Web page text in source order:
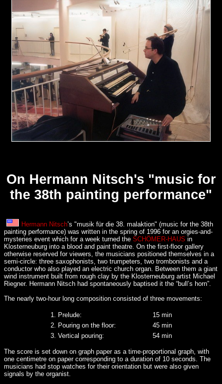
On Hermann Nitsch's "music for
the 38th painting performance"
Hermann Nitsch’s "musik für die 38. malaktion" (music for the 38th
painting performance) was written in the spring of 1996 for an orgies-and-
mysteries event which for a week turned the SCHÖMER-HAUS in
Klosterneuburg into a blood and paint theatre. On the first-floor gallery
otherwise reserved for viewers, the musicians positioned themselves in a
semi-circle: three saxophonists, two trumpeters, two trombonists and a
conductor who also played an electric church organ. Between them a giant
wind instrument built from rough clay by the Klosterneuburg artist Michael
Riegner. Hermann Nitsch had spontaneously baptised it the “bull’s horn”.
The nearly two-hour long composition consisted of three movements:
1. Prelude:
15 min
2. Pouring on the floor:
45 min
3. Vertical pouring:
54 min
The score is set down on graph paper as a time-proportional graph, with
one centimetre on paper corresponding to a duration of 10 seconds. The
musicians had stop watches for their orientation but were also given
signals by the organist.